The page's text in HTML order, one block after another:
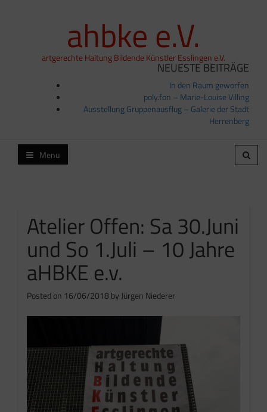
ahbke e.V.
artgerechte Haltung Bildende Künstler Esslingen e.V.
NEUESTE BEITRÄGE
In den Raum geworfen
poly.fon – Marie-Louise Villing
Ausstellung Gruppenausflug – Galerie der Stadt
Herrenberg
Menu
Atelier Offen: Sa 30.Juni
und So 1.Juli – 10 Jahre
aHBKE e.v.
Posted on 16/06/2018 by Jürgen Niederer